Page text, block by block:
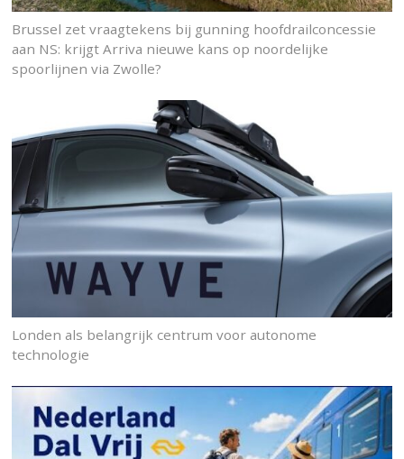
Brussel zet vraagtekens bij gunning hoofdrailconcessie
aan NS: krijgt Arriva nieuwe kans op noordelijke
spoorlijnen via Zwolle?
Londen als belangrijk centrum voor autonome
technologie